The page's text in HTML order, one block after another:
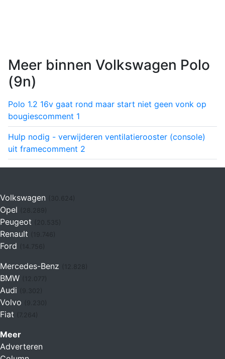
Meer binnen Volkswagen Polo
(9n)
Polo 1.2 16v gaat rond maar start niet geen vonk op
bougiescomment 1
Hulp nodig - verwijderen ventilatierooster (console)
uit framecomment 2
Volkswagen (30.624)
Opel
Peugeot
Renault (19.746)
Ford (14.756)
Mercedes-Benz
BMW
Audi
Volvo
Fiat (7.264)
Meer
Adverteren